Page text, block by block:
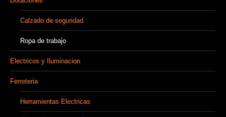
Calzado de seguridad
Ropa de trabajo
Electricos y Iluminacion
Ferreteria
Herramientas Electricas